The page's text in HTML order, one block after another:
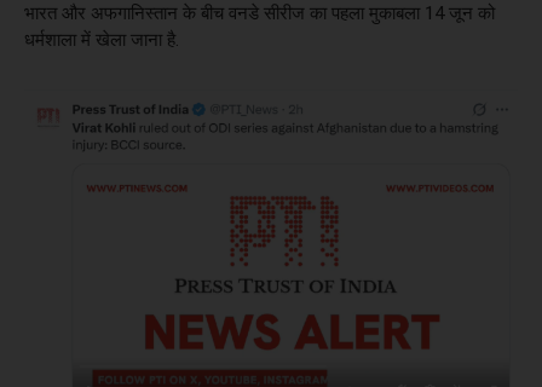
भारत और अफगानिस्तान के बीच वनडे सीरीज का पहला मुकाबला 14 जून को
धर्मशाला में खेला जाना है.